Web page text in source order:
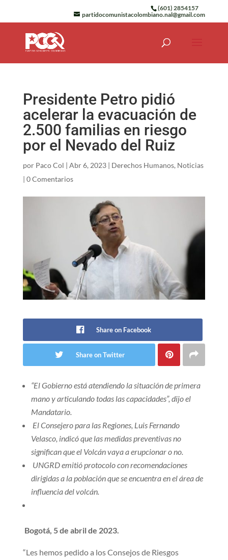
(601) 2854157
partidocomunistacolombiano.nal@gmail.com
Presidente Petro pidió
acelerar la evacuación de
2.500 familias en riesgo
por el Nevado del Ruiz
por Paco Col | Abr 6, 2023| Derechos Humanos, Noticias
| 0 Comentarios
Share on Facebook
Share on Twitter
“El Gobierno está atendiendo la situación de primera
mano y articulando todas las capacidades”, dijo el
Mandatario.
El Consejero para las Regiones, Luis Fernando
Velasco, indicó que las medidas preventivas no
significan que el Volcán vaya a erupcionar o no.
UNGRD emitió protocolo con recomendaciones
dirigidas a la población que se encuentra en el área de
influencia del volcán.
Bogotá, 5 de abril de 2023.
“Les hemos pedido a los Consejos de Riesgos